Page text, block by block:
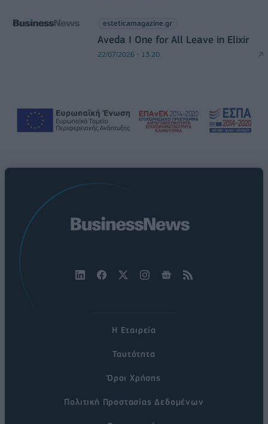
esteticamagazine.gr
Aveda I One for All Leave in Elixir
22/07/2026 - 13:20
Η Εταιρεία
Ταυτότητα
Όροι Χρήσης
Πολιτική Προστασίας Δεδομένων